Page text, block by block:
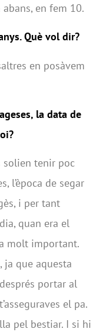
en fem 10.
Què vol dir?
en posàvem
la data de
solien tenir poc
l’època de segar
i per tant
quan era el
molt important.
ja que aquesta
portar al
el pa.
pel bestiar. I si hi